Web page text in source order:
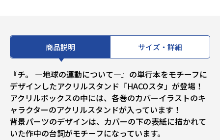
商品説明 サイズ・詳細
『チ。 ―地球の運動について―』の単行本をモチーフに
デザインしたアクリルスタンド「HACOスタ」が登場！
アクリルボックスの中には、各巻のカバーイラストのキ
ャラクターのアクリルスタンドが入っています！
背景パーツのデザインは、カバーの下の表紙に描かれて
いた作中の台詞がモチーフになっています。